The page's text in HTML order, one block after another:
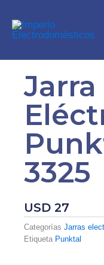
contenido
Jarra
3325
USD 27
Categorías Jarras
Etiqueta Punktal